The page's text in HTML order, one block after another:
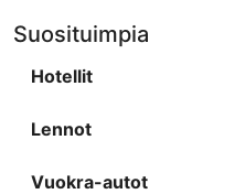
Suosituimpia
Hotellit
Lennot
Vuokra-autot